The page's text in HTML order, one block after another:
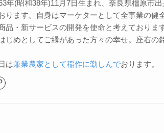
年(昭和38年)11月7日生まれ、奈良県橿原市
ります。自身はマーケターとして全事業の健
品・新サービスの開発を使命と考えており
じめとしてご縁があった方々の幸せ。座右の
は兼業農家として稲作に勤しんでおります。